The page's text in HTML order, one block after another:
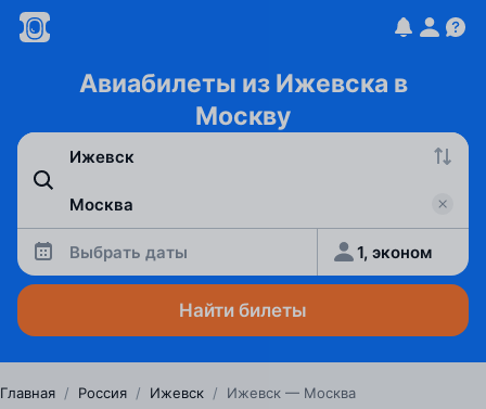
Авиабилеты из Ижевска в
Москву
Выбрать даты 1, эконом
Найти билеты
Главная / Россия / Ижевск / Ижевск — Москва